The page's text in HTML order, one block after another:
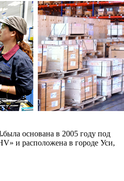
была основана в 2005 году под
и расположена в городе Уси,